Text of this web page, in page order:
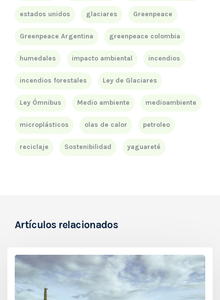
estados unidos glaciares Greenpeace
Greenpeace Argentina greenpeace colombia
humedales impacto ambiental incendios
incendios forestales Ley de Glaciares
Ley Ómnibus Medio ambiente medioambiente
microplásticos olas de calor petroleo
reciclaje Sostenibilidad yaguareté
Artículos relacionados